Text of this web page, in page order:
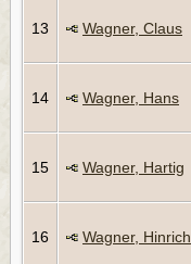
13 Wagner, Claus
14 Wagner, Hans
15 Wagner, Hartig
16 Wagner, Hinrich